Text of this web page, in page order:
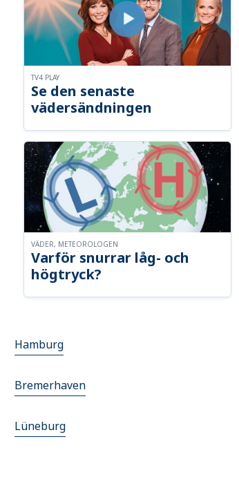
Se den senaste
vädersändningen
TV4 PLAY
Varför snurrar låg- och
högtryck?
VÄDER, METEOROLOGEN
Hamburg
Bremerhaven
Lüneburg